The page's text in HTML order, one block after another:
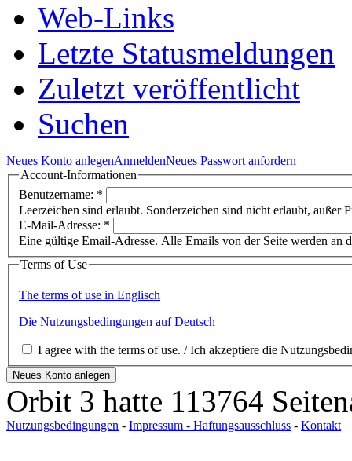
Web-Links
Letzte Statusmeldungen
Zuletzt veröffentlicht
Suchen
Neues Konto anlegenAnmeldenNeues Passwort anfordern
Account-Informationen
Benutzername: *
Leerzeichen sind erlaubt. Sonderzeichen sind nicht erlaubt, außer
E-Mail-Adresse: *
Eine gültige Email-Adresse. Alle Emails von der Seite werden an
Terms of Use
The terms of use in Englisch
Die Nutzungsbedingungen auf Deutsch
I agree with the terms of use. / Ich akzeptiere die
Orbit 3 hatte 113764
Nutzungsbedingungen - Impressum - Haftungsausschluss - Kontakt